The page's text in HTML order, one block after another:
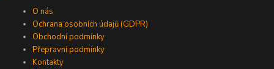
O nás
Ochrana osobních údajů (GDPR)
Obchodní podmínky
Přepravní podmínky
Kontakty